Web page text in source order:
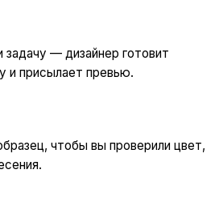
задачу — дизайнер готовит
и присылает превью.
чтобы вы проверили цвет,